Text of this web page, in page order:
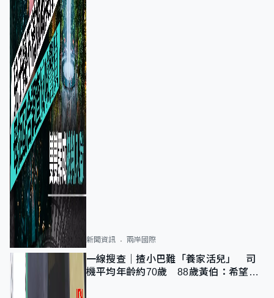
新聞資訊 兩岸國際
一線搜查｜揸小巴難「養家活兒」 司
機平均年齡約70歲 88歲黃伯：希望一